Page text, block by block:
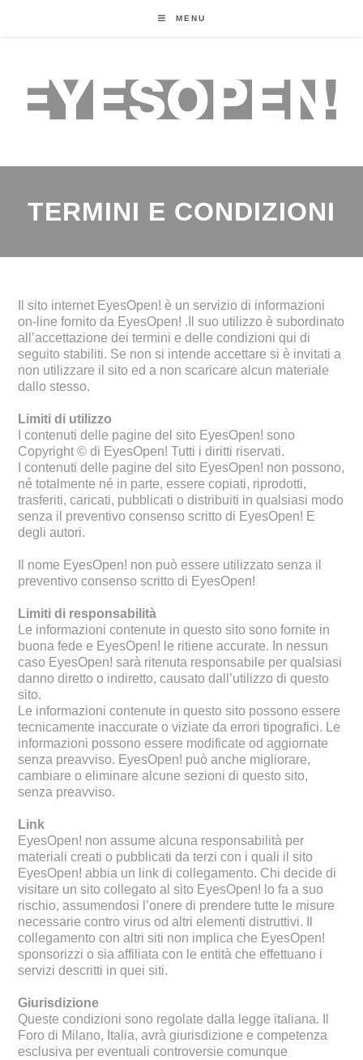
MENU
TERMINI E CONDIZIONI
Il sito internet EyesOpen! è un servizio di informazioni
on-line fornito da EyesOpen! .Il suo utilizzo è subordinato
all’accettazione dei termini e delle condizioni qui di
seguito stabiliti. Se non si intende accettare si è invitati a
non utilizzare il sito ed a non scaricare alcun materiale
dallo stesso.
Limiti di utilizzo
I contenuti delle pagine del sito EyesOpen! sono
Copyright © di EyesOpen! Tutti i diritti riservati.
I contenuti delle pagine del sito EyesOpen! non possono,
né totalmente né in parte, essere copiati, riprodotti,
trasferiti, caricati, pubblicati o distribuiti in qualsiasi modo
senza il preventivo consenso scritto di EyesOpen! E
degli autori.
Il nome EyesOpen! non può essere utilizzato senza il
preventivo consenso scritto di EyesOpen!
Limiti di responsabilità
Le informazioni contenute in questo sito sono fornite in
buona fede e EyesOpen! le ritiene accurate. In nessun
caso EyesOpen! sarà ritenuta responsabile per qualsiasi
danno diretto o indiretto, causato dall’utilizzo di questo
sito.
Le informazioni contenute in questo sito possono essere
tecnicamente inaccurate o viziate da errori tipografici. Le
informazioni possono essere modificate od aggiornate
senza preavviso. EyesOpen! può anche migliorare,
cambiare o eliminare alcune sezioni di questo sito,
senza preavviso.
Link
EyesOpen! non assume alcuna responsabilità per
materiali creati o pubblicati da terzi con i quali il sito
EyesOpen! abbia un link di collegamento. Chi decide di
visitare un sito collegato al sito EyesOpen! lo fa a suo
rischio, assumendosi l’onere di prendere tutte le misure
necessarie contro virus od altri elementi distruttivi. Il
collegamento con altri siti non implica che EyesOpen!
sponsorizzi o sia affiliata con le entità che effettuano i
servizi descritti in quei siti.
Giurisdizione
Queste condizioni sono regolate dalla legge italiana. Il
Foro di Milano, Italia, avrà giurisdizione e competenza
esclusiva per eventuali controversie comunque